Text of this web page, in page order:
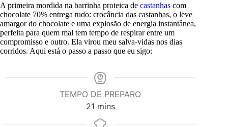
A primeira mordida na barrinha proteica de castanhas com
chocolate 70% entrega tudo: crocância das castanhas, o leve
amargor do chocolate e uma explosão de energia instantânea,
perfeita para quem mal tem tempo de respirar entre um
compromisso e outro. Ela virou meu salva-vidas nos dias
corridos. Aqui está o passo a passo que eu sigo:
TEMPO DE PREPARO
21minutes
mins